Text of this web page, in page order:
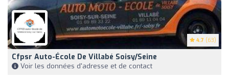
4.7 (63)
Cfpsr Auto-École De Villabé Soisy/Seine
Voir les données d'adresse et de contact